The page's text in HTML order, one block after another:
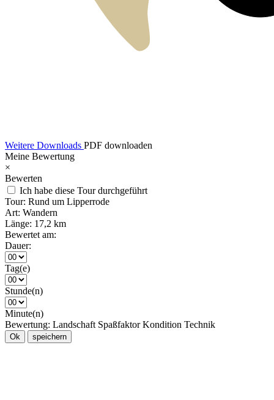
Weitere Downloads PDF downloaden
Meine Bewertung
×
Bewerten
Ich habe diese Tour durchgeführt
Tour: Rund um Lipperrode
Art: Wandern
Länge: 17,2 km
Bewertet am:
Dauer:
Tag(e)
Stunde(n)
Minute(n)
Bewertung: Landschaft Spaßfaktor Kondition Technik
Ok speichern